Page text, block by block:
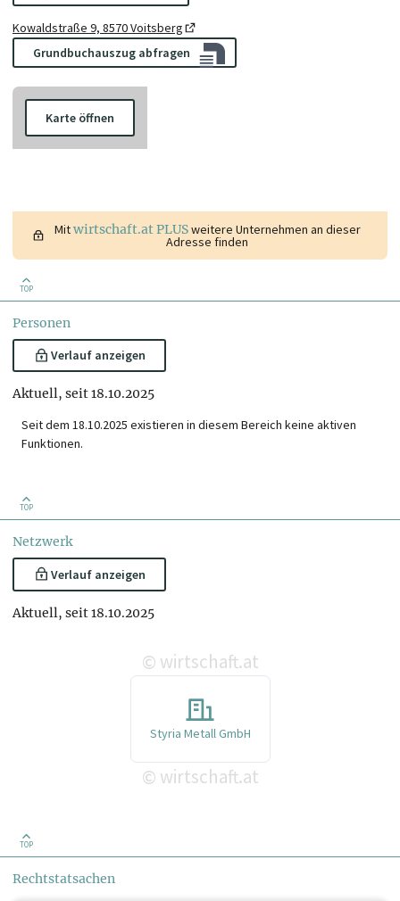
Kowaldstraße 9, 8570 Voitsberg
Grundbuchauszug abfragen
Karte öffnen
Mitwirtschaft.at PLUSweitere Unternehmen an dieser
Adresse finden
TOP
Personen
Verlauf anzeigen
Aktuell, seit 18.10.2025
Seit dem 18.10.2025 existieren in diesem Bereich keine aktiven
Funktionen.
TOP
Netzwerk
Verlauf anzeigen
Aktuell, seit 18.10.2025
© wirtschaft.at
Styria Metall GmbH
© wirtschaft.at
TOP
Rechtstatsachen